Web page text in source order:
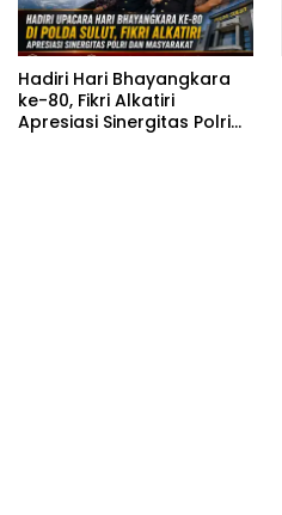
Hadiri Hari Bhayangkara
ke-80, Fikri Alkatiri
Apresiasi Sinergitas Polri